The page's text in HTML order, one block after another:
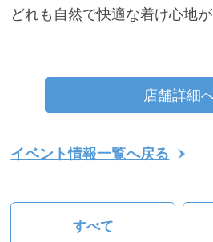
どれも自然で快適な着け心地が
店舗詳細
イベント情報一覧へ戻る
すべて